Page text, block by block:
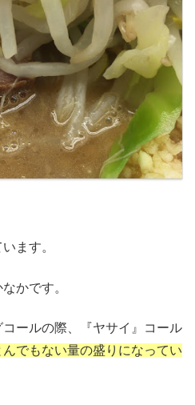
ます。
かです。
ールの際、『ヤサイ』コール
んでもない量の盛りになってい